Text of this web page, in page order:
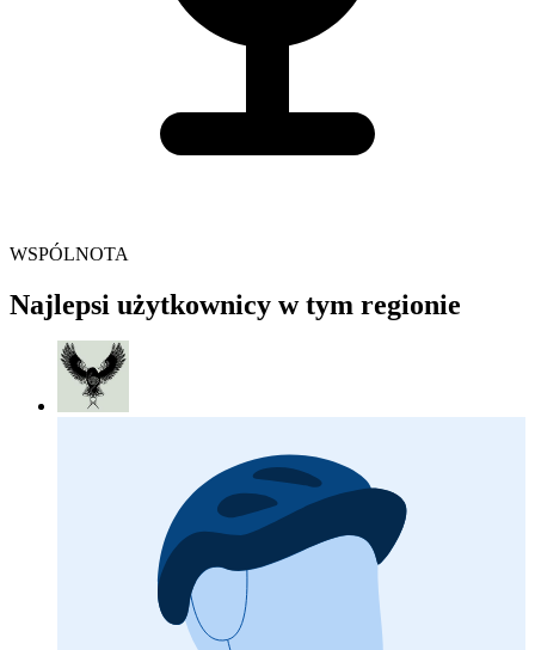
WSPÓLNOTA
Najlepsi użytkownicy w tym regionie